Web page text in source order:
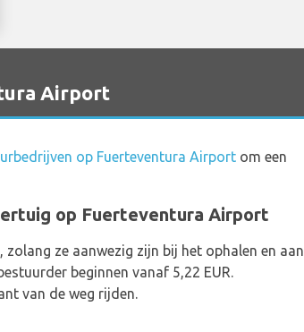
Airport
op Fuerteventura Airport om een
op Fuerteventura Airport
ze aanwezig zijn bij het ophalen en aan
beginnen vanaf 5,22 EUR.
van de weg rijden.